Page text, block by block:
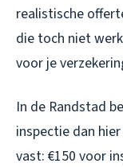
realistische
die toch niet
voor je
In de Randstad
inspectie dan
vast: €150 voor